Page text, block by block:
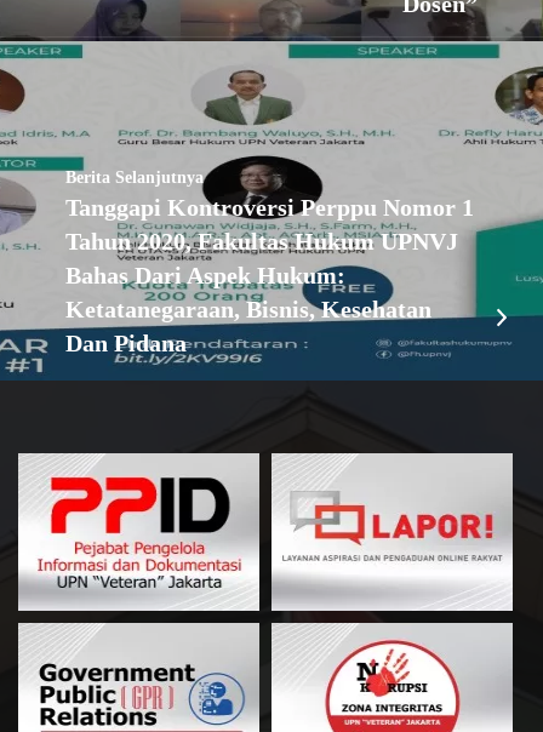
Berita Selanjutnya
Tanggapi Kontroversi Perppu Nomor 1
Tahun 2020, Fakultas Hukum UPNVJ
Bahas Dari Aspek Hukum:
Ketatanegaraan, Bisnis, Kesehatan
Dan Pidana